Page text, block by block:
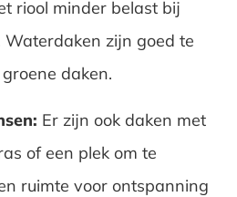
riool minder belast bij
Waterdaken zijn goed te
daken.
Er zijn ook daken met
of een plek om te
ruimte voor ontspanning